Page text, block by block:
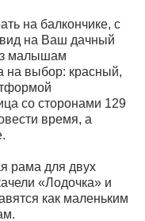
на балкончике, с
вид на Ваш дачный
малышам
на выбор: красный,
со сторонами 129
время, а
рама для двух
«Лодочка» и
как маленьким